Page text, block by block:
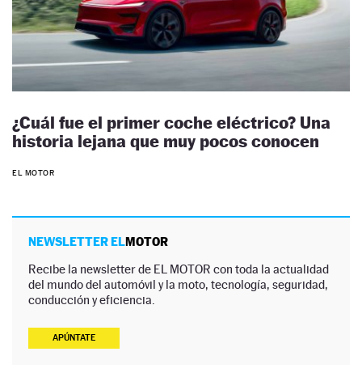
¿Cuál fue el primer coche eléctrico? Una
historia lejana que muy pocos conocen
EL MOTOR
NEWSLETTER ELMOTOR
Recibe la newsletter de EL MOTOR con toda la actualidad
del mundo del automóvil y la moto, tecnología, seguridad,
conducción y eficiencia.
APÚNTATE